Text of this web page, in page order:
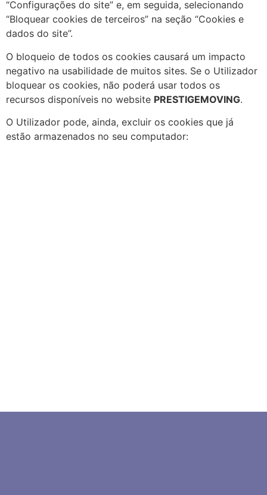
“Configurações do site” e, em seguida, selecionando
“Bloquear cookies de terceiros” na seção “Cookies e
dados do site”.
O bloqueio de todos os cookies causará um impacto
negativo na usabilidade de muitos sites. Se o Utilizador
bloquear os cookies, não poderá usar todos os
recursos disponíveis no website PRESTIGEMOVING.
O Utilizador pode, ainda, excluir os cookies que já
estão armazenados no seu computador: